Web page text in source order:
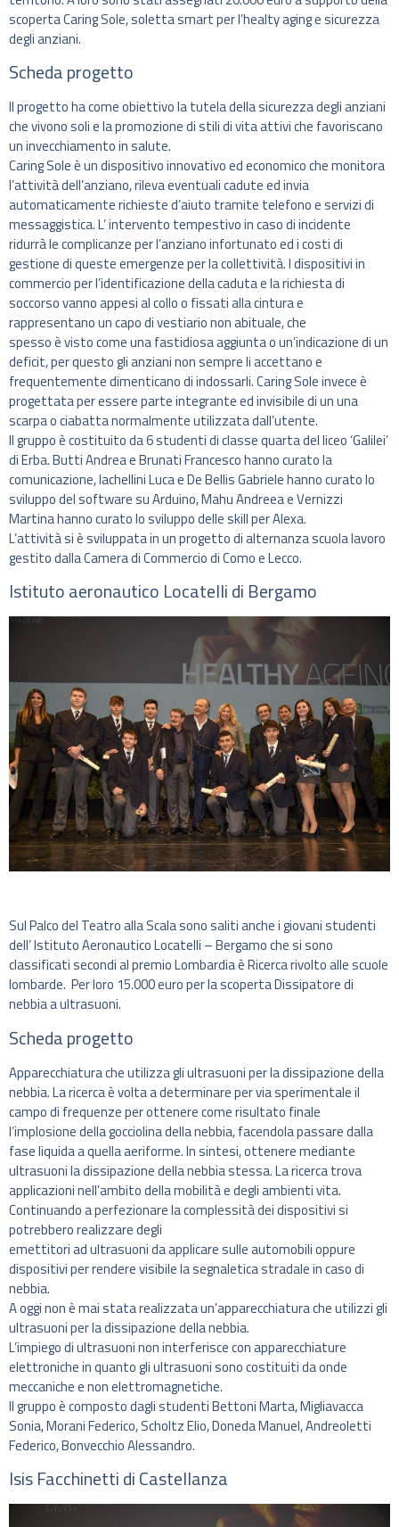
scoperta Caring Sole, soletta smart per l’healty aging e sicurezza
degli anziani.
Scheda progetto
Il progetto ha come obiettivo la tutela della sicurezza degli anziani
che vivono soli e la promozione di stili di vita attivi che favoriscano
un invecchiamento in salute.
Caring Sole è un dispositivo innovativo ed economico che monitora
l’attività dell’anziano, rileva eventuali cadute ed invia
automaticamente richieste d’aiuto tramite telefono e servizi di
messaggistica. L’ intervento tempestivo in caso di incidente
ridurrà le complicanze per l’anziano infortunato ed i costi di
gestione di queste emergenze per la collettività. I dispositivi in
commercio per l’identificazione della caduta e la richiesta di
soccorso vanno appesi al collo o fissati alla cintura e
rappresentano un capo di vestiario non abituale, che
spesso è visto come una fastidiosa aggiunta o un’indicazione di un
deficit, per questo gli anziani non sempre li accettano e
frequentemente dimenticano di indossarli. Caring Sole invece è
progettata per essere parte integrante ed invisibile di un una
scarpa o ciabatta normalmente utilizzata dall’utente.
Il gruppo è costituito da 6 studenti di classe quarta del liceo ‘Galilei’
di Erba. Butti Andrea e Brunati Francesco hanno curato la
comunicazione, Iachellini Luca e De Bellis Gabriele hanno curato lo
sviluppo del software su Arduino, Mahu Andreea e Vernizzi
Martina hanno curato lo sviluppo delle skill per Alexa.
L’attività si è sviluppata in un progetto di alternanza scuola lavoro
gestito dalla Camera di Commercio di Como e Lecco.
Istituto aeronautico Locatelli di Bergamo
Sul Palco del Teatro alla Scala sono saliti anche i giovani studenti
dell’ Istituto Aeronautico Locatelli – Bergamo che si sono
classificati secondi al premio Lombardia è Ricerca rivolto alle scuole
lombarde. Per loro 15.000 euro per la scoperta Dissipatore di
nebbia a ultrasuoni.
Scheda progetto
Apparecchiatura che utilizza gli ultrasuoni per la dissipazione della
nebbia. La ricerca è volta a determinare per via sperimentale il
campo di frequenze per ottenere come risultato finale
l’implosione della gocciolina della nebbia, facendola passare dalla
fase liquida a quella aeriforme. In sintesi, ottenere mediante
ultrasuoni la dissipazione della nebbia stessa. La ricerca trova
applicazioni nell’ambito della mobilità e degli ambienti vita.
Continuando a perfezionare la complessità dei dispositivi si
potrebbero realizzare degli
emettitori ad ultrasuoni da applicare sulle automobili oppure
dispositivi per rendere visibile la segnaletica stradale in caso di
nebbia.
A oggi non è mai stata realizzata un’apparecchiatura che utilizzi gli
ultrasuoni per la dissipazione della nebbia.
L’impiego di ultrasuoni non interferisce con apparecchiature
elettroniche in quanto gli ultrasuoni sono costituiti da onde
meccaniche e non elettromagnetiche.
Il gruppo è composto dagli studenti Bettoni Marta, Migliavacca
Sonia, Morani Federico, Scholtz Elio, Doneda Manuel, Andreoletti
Federico, Bonvecchio Alessandro.
Isis Facchinetti di Castellanza